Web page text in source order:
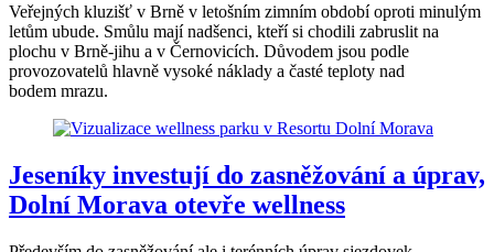
Veřejných kluzišť v Brně v letošním zimním období oproti minulým
letům ubude. Smůlu mají nadšenci, kteří si chodili zabruslit na
plochu v Brně-jihu a v Černovicích. Důvodem jsou podle
provozovatelů hlavně vysoké náklady a časté teploty nad
bodem mrazu.
Jeseníky investují do zasněžování a úprav,
Dolní Morava otevře wellness